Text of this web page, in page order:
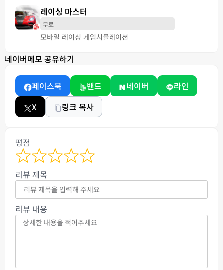
레이싱 마스터
무료
모바일 레이싱 게임시뮬레이션
네이버메모 공유하기
페이스북 밴드 네이버
라인
X
링크 복사
평점
리뷰 제목
리뷰 내용